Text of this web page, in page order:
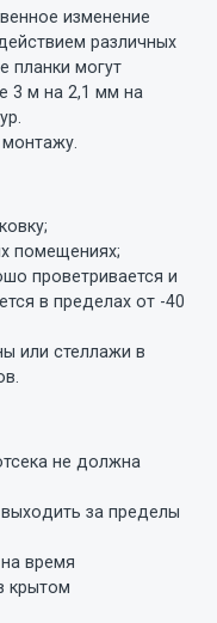
изменение
различных
планки могут
3 м на 2,1 мм на
помещениях;
проветривается и
в пределах от -40
или стеллажи в
не должна
за пределы
время
крытом